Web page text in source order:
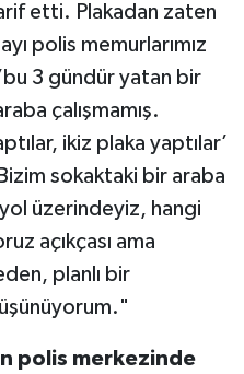
etti. Plakadan zaten
polis memurlarımız
3 gündür yatan bir
çalışmamış.
ikiz plaka yaptılar’
sokaktaki bir araba
üzerindeyiz, hangi
açıkçası ama
planlı bir
polis merkezinde